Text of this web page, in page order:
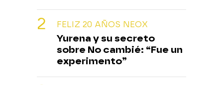
FELIZ 20 AÑOS NEOX
Yurena y su secreto
sobre No cambié: “Fue un
experimento”